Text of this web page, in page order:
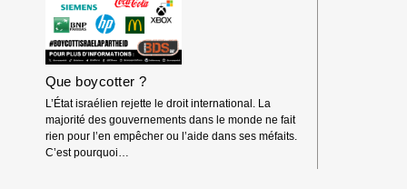
Que boycotter ?
L’État israélien rejette le droit international. La
majorité des gouvernements dans le monde ne fait
rien pour l’en empêcher ou l’aide dans ses méfaits.
C’est pourquoi…